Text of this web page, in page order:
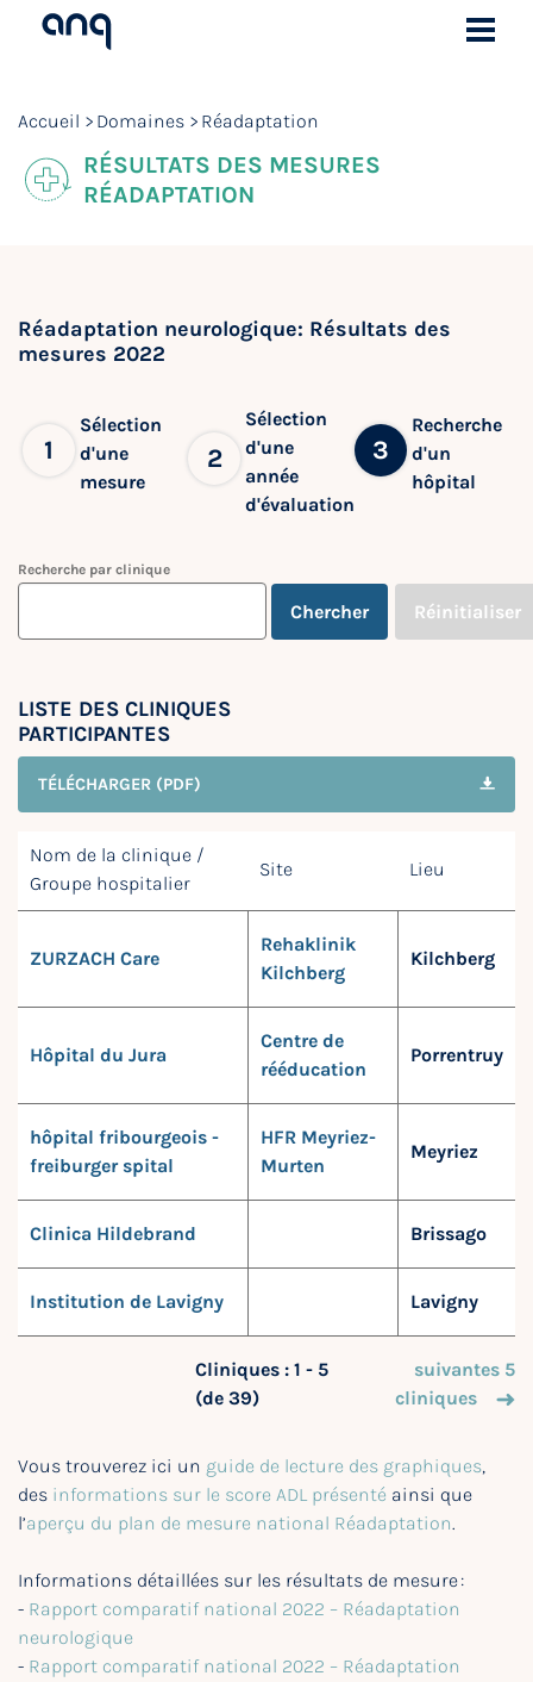
Accueil Domaines Réadaptation
RÉSULTATS DES MESURES
RÉADAPTATION
Réadaptation neurologique: Résultats des
mesures 2022
1
Sélection
d'une
mesure
2
Sélection
d'une
année
d'évaluation
3
Recherche
d'un
hôpital
Recherche par clinique
Chercher Réinitialiser
LISTE DES CLINIQUES
PARTICIPANTES
TÉLÉCHARGER (PDF)
Nom de la clinique /
Groupe hospitalier
Site Lieu
ZURZACH Care
Rehaklinik
Kilchberg
Kilchberg
Hôpital du Jura
Centre de
rééducation
Porrentruy
hôpital fribourgeois -
freiburger spital
HFR Meyriez-
Murten
Meyriez
Clinica Hildebrand Brissago
Institution de Lavigny Lavigny
Cliniques : 1 - 5
(de 39)
suivantes 5
cliniques
Vous trouverez ici un guide de lecture des graphiques,
des informations sur le score ADL présenté ainsi que
l’aperçu du plan de mesure national Réadaptation.
Informations détaillées sur les résultats de mesure :
- Rapport comparatif national 2022 – Réadaptation
neurologique
- Rapport comparatif national 2022 – Réadaptation